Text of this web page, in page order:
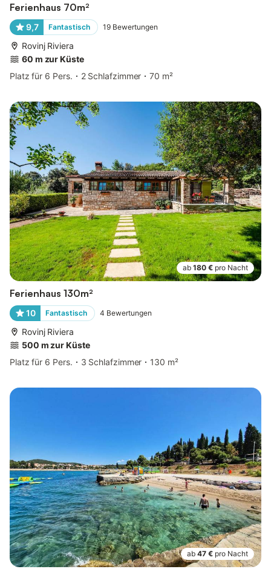
Ferienhaus 70m²
9,7 Fantastisch 19 Bewertungen
Rovinj Riviera
60 m zur Küste
Platz für 6 Pers.
2 Schlafzimmer 70 m²
ab 180 € pro Nacht
Ferienhaus 130m²
10 Fantastisch 4 Bewertungen
Rovinj Riviera
500 m zur Küste
Platz für 6 Pers.
3 Schlafzimmer 130 m²
ab 47 € pro Nacht